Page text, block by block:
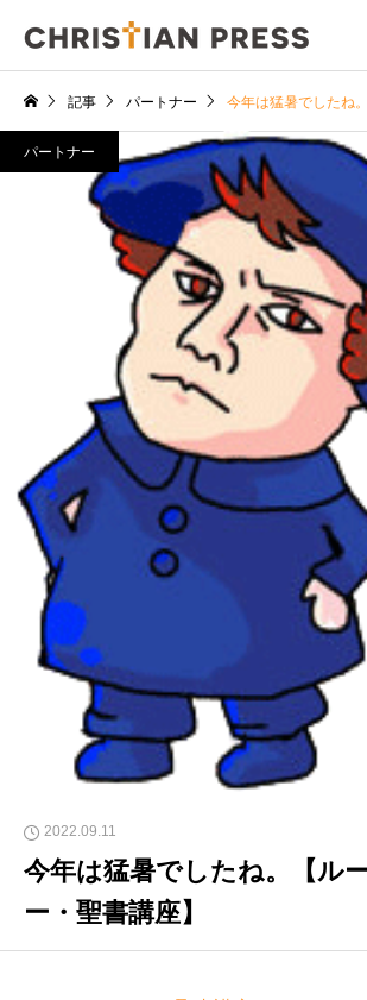
記事 パートナー 今年は猛暑でしたね
パートナー
2022.09.11
今年は猛暑でしたね。【ル
ー・聖書講座】